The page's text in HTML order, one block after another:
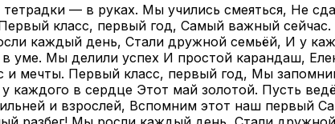
— в руках. Мы учились смеяться, Не
класс, первый год, Самый важный
каждый день, Стали дружной семьёй, И у
Мы делили успех И простой карандаш,
мечты. Первый класс, первый год, Мы
в сердце Этот май золотой. Пусть
и взрослей, Вспомним этот наш первый